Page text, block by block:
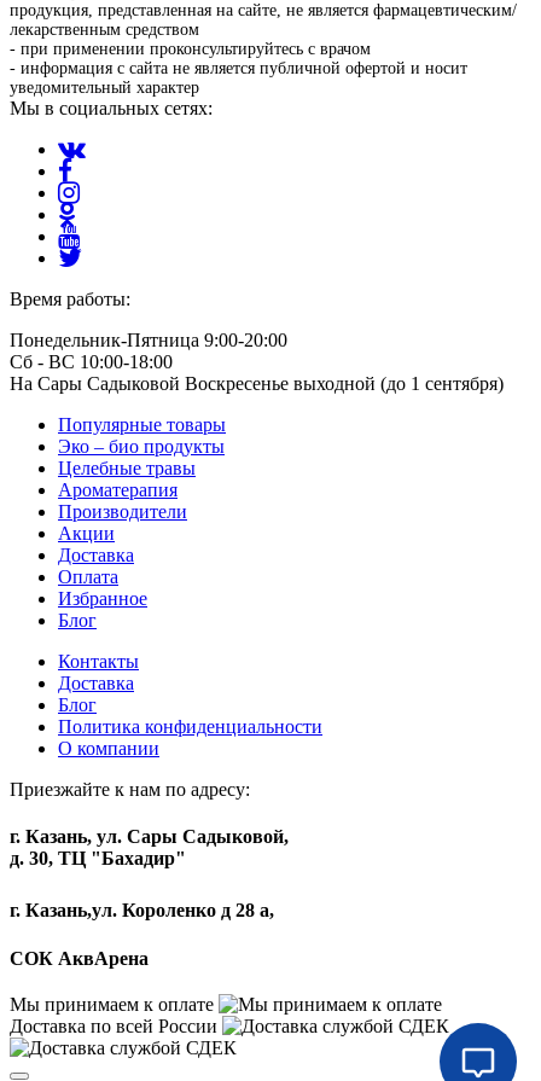
продукция, представленная на сайте, не является фармацевтическим/
лекарственным средством
- при применении проконсультируйтесь с врачом
- информация с сайта не является публичной офертой и носит
уведомительный характер
Мы в социальных сетях:
Время работы:
Понедельник-Пятница 9:00-20:00
Сб - ВС 10:00-18:00
На Сары Садыковой Воскресенье выходной (до 1 сентября)
Популярные товары
Эко – био продукты
Целебные травы
Ароматерапия
Производители
Акции
Доставка
Оплата
Избранное
Блог
Контакты
Доставка
Блог
Политика конфиденциальности
О компании
Приезжайте к нам по адресу:
г. Казань, ул. Сары Садыковой,
д. 30, ТЦ "Бахадир"
г. Казань,ул. Короленко д 28 а,
СОК АквАрена
Мы принимаем к оплате
Доставка по всей России